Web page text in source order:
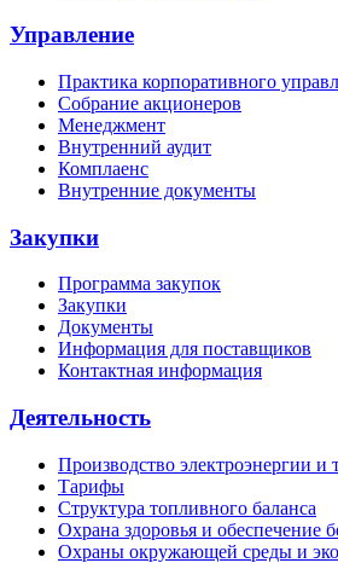
Управление
Практика корпоративного
Собрание акционеров
Менеджмент
Внутренний аудит
Комплаенс
Внутренние документы
Закупки
Программа закупок
Закупки
Документы
Информация для поставщиков
Контактная информация
Деятельность
Производство электроэнергии и
Тарифы
Структура топливного баланса
Охрана здоровья и обеспечение
Охраны окружающей среды и